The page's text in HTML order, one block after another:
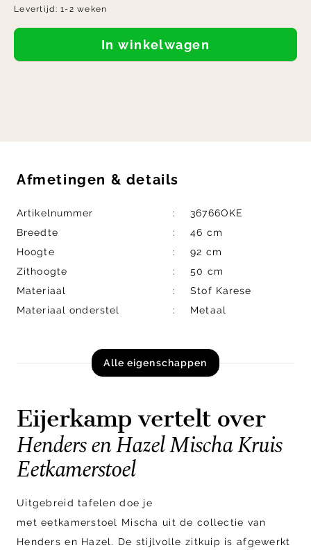
Levertijd:1-2 weken
In winkelwagen
Afmetingen & details
Artikelnummer
36766OKE
Breedte
46 cm
Hoogte
92 cm
Zithoogte
50 cm
Materiaal
Stof Karese
Materiaal onderstel
Metaal
Alle eigenschappen
Eijerkamp vertelt over
Henders en Hazel Mischa Kruis
Eetkamerstoel
Uitgebreid tafelen doe je
met eetkamerstoel Mischa uit de collectie van
Henders en Hazel. De stijlvolle zitkuip is afgewerkt